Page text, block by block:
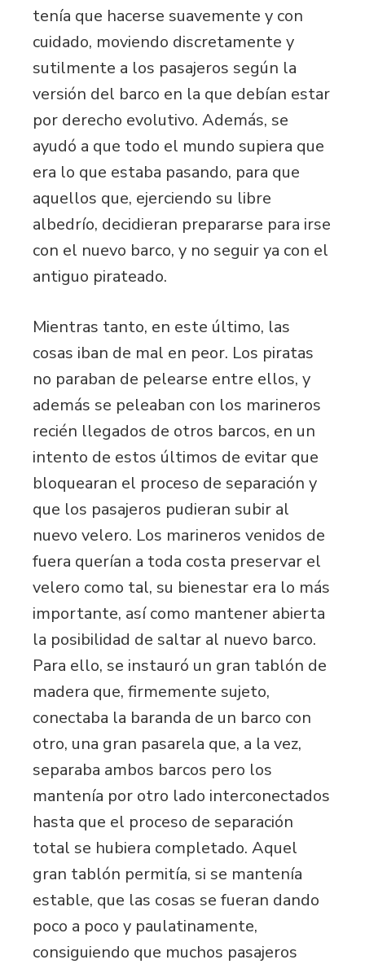
tenía que hacerse suavemente y con
cuidado, moviendo discretamente y
sutilmente a los pasajeros según la
versión del barco en la que debían estar
por derecho evolutivo. Además, se
ayudó a que todo el mundo supiera que
era lo que estaba pasando, para que
aquellos que, ejerciendo su libre
albedrío, decidieran prepararse para irse
con el nuevo barco, y no seguir ya con el
antiguo pirateado.
Mientras tanto, en este último, las
cosas iban de mal en peor. Los piratas
no paraban de pelearse entre ellos, y
además se peleaban con los marineros
recién llegados de otros barcos, en un
intento de estos últimos de evitar que
bloquearan el proceso de separación y
que los pasajeros pudieran subir al
nuevo velero. Los marineros venidos de
fuera querían a toda costa preservar el
velero como tal, su bienestar era lo más
importante, así como mantener abierta
la posibilidad de saltar al nuevo barco.
Para ello, se instauró un gran tablón de
madera que, firmemente sujeto,
conectaba la baranda de un barco con
otro, una gran pasarela que, a la vez,
separaba ambos barcos pero los
mantenía por otro lado interconectados
hasta que el proceso de separación
total se hubiera completado. Aquel
gran tablón permitía, si se mantenía
estable, que las cosas se fueran dando
poco a poco y paulatinamente,
consiguiendo que muchos pasajeros